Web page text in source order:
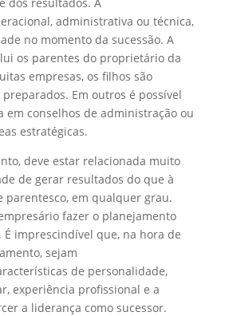
administrativa ou técnica,
no momento da sucessão. A
os parentes do proprietário da
empresas, os filhos são
Em outros é possível
em conselhos de administração ou
estratégicas.
deve estar relacionada muito
de gerar resultados do que à
parentesco, em qualquer grau.
fazer o planejamento
É imprescindível que, na hora de
sejam
de personalidade,
experiência profissional e a
a liderança como sucessor.